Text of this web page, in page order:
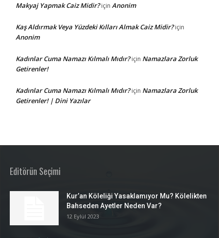
Makyaj Yapmak Caiz Midir?için Anonim
Kaş Aldırmak Veya Yüzdeki Kılları Almak Caiz Midir?için
Anonim
Kadınlar Cuma Namazı Kılmalı Mıdır?için Namazlara Zorluk
Getirenler!
Kadınlar Cuma Namazı Kılmalı Mıdır?için Namazlara Zorluk
Getirenler! | Dini Yazılar
Editörün Seçimi
Kur’an Köleliği Yasaklamıyor Mu? Kölelikten
Bahseden Ayetler Neden Var?
12 Eylül 2023